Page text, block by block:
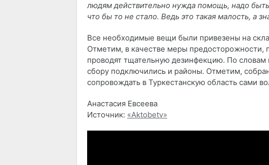
людям действительно нужда помощь, надо
что бы то не стало. Ведь это такая малость, а
Все необходимые вещи были привезены на
Отметим, в качестве меры
проводят тщательную дезинфекцию. По словам
сбору подключились и районы. Отметим,
сопровождать в Туркестанскую область сами
Анастасия Евсеева
Источник: «Aktobetv»